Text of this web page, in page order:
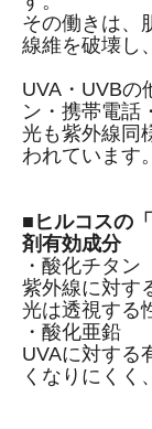
その働きは、
線維を破壊し
UVA・UVBの
ン・携帯電話
光も紫外線同
われています。
■ヒルコスの
剤有効成分
・酸化チタン
紫外線に対す
光は透視する
・酸化亜鉛
UVAに対する
くなりにくく